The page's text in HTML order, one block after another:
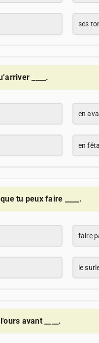
ses
____.
en
en
tu peux faire ____.
faire
le
avant ____.